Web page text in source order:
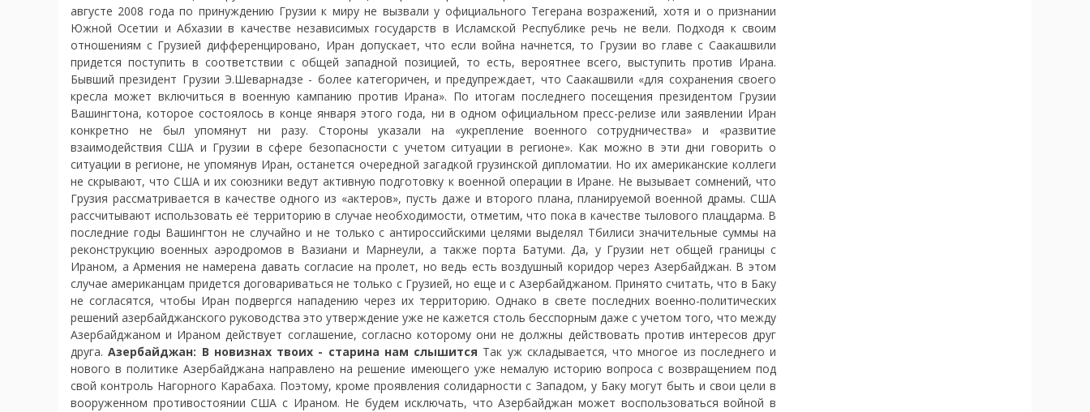
августе 2008 года по принуждению Грузии к миру не вызвали у официального Тегерана возражений, хотя и о признании
Южной Осетии и Абхазии в качестве независимых государств в Исламской Республике речь не вели. Подходя к своим
отношениям с Грузией дифференцировано, Иран допускает, что если война начнется, то Грузии во главе с Саакашвили
придется поступить в соответствии с общей западной позицией, то есть, вероятнее всего, выступить против Ирана.
Бывший президент Грузии Э.Шеварнадзе - более категоричен, и предупреждает, что Саакашвили «для сохранения своего
кресла может включиться в военную кампанию против Ирана». По итогам последнего посещения президентом Грузии
Вашингтона, которое состоялось в конце января этого года, ни в одном официальном пресс-релизе или заявлении Иран
конкретно не был упомянут ни разу. Стороны указали на «укрепление военного сотрудничества» и «развитие
взаимодействия США и Грузии в сфере безопасности с учетом ситуации в регионе». Как можно в эти дни говорить о
ситуации в регионе, не упомянув Иран, останется очередной загадкой грузинской дипломатии. Но их американские коллеги
не скрывают, что США и их союзники ведут активную подготовку к военной операции в Иране. Не вызывает сомнений, что
Грузия рассматривается в качестве одного из «актеров», пусть даже и второго плана, планируемой военной драмы. США
рассчитывают использовать её территорию в случае необходимости, отметим, что пока в качестве тылового плацдарма. В
последние годы Вашингтон не случайно и не только с антироссийскими целями выделял Тбилиси значительные суммы на
реконструкцию военных аэродромов в Вазиани и Марнеули, а также порта Батуми. Да, у Грузии нет общей границы с
Ираном, а Армения не намерена давать согласие на пролет, но ведь есть воздушный коридор через Азербайджан. В этом
случае американцам придется договариваться не только с Грузией, но еще и с Азербайджаном. Принято считать, что в Баку
не согласятся, чтобы Иран подвергся нападению через их территорию. Однако в свете последних военно-политических
решений азербайджанского руководства это утверждение уже не кажется столь бесспорным даже с учетом того, что между
Азербайджаном и Ираном действует соглашение, согласно которому они не должны действовать против интересов друг
друга.Азербайджан: В новизнах твоих - старина нам слышится Так уж складывается, что многое из последнего и
нового в политике Азербайджана направлено на решение имеющего уже немалую историю вопроса с возвращением под
свой контроль Нагорного Карабаха. Поэтому, кроме проявления солидарности с Западом, у Баку могут быть и свои цели в
вооруженном противостоянии США с Ираном. Не будем исключать, что Азербайджан может воспользоваться войной в